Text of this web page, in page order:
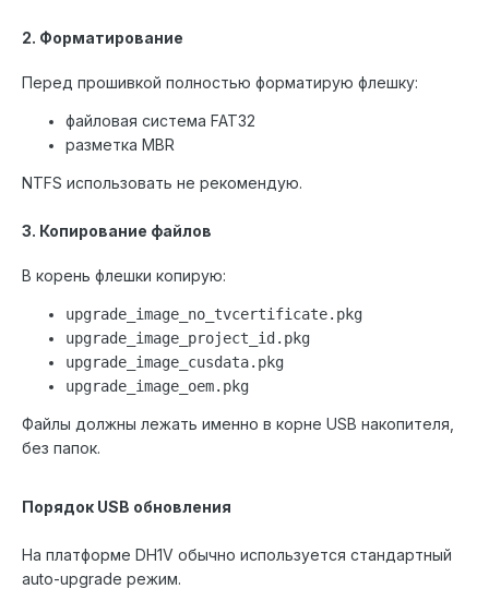
2. Форматирование
Перед прошивкой полностью форматирую флешку:
файловая система FAT32
разметка MBR
NTFS использовать не рекомендую.
3. Копирование файлов
В корень флешки копирую:
upgrade_image_no_tvcertificate.pkg
upgrade_image_project_id.pkg
upgrade_image_cusdata.pkg
upgrade_image_oem.pkg
Файлы должны лежать именно в корне USB накопителя,
без папок.
Порядок USB обновления
На платформе DH1V обычно используется стандартный
auto-upgrade режим.